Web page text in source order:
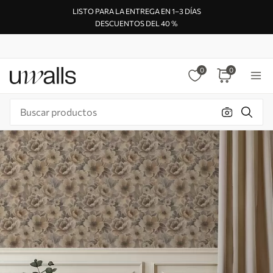
LISTO PARA LA ENTREGA EN 1–3 DÍAS
DESCUENTOS DEL 40 %
0 0